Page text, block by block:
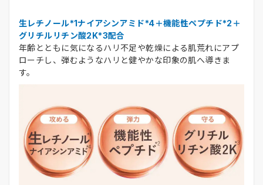
生レチノール*1ナイアシンアミド*4＋機能性ペプチド*2＋
グリチルリチン酸2K*3配合
年齢とともに気になるハリ不足や乾燥による肌荒れにアプ
ローチし、弾むようなハリと健やかな印象の肌へ導きま
す。